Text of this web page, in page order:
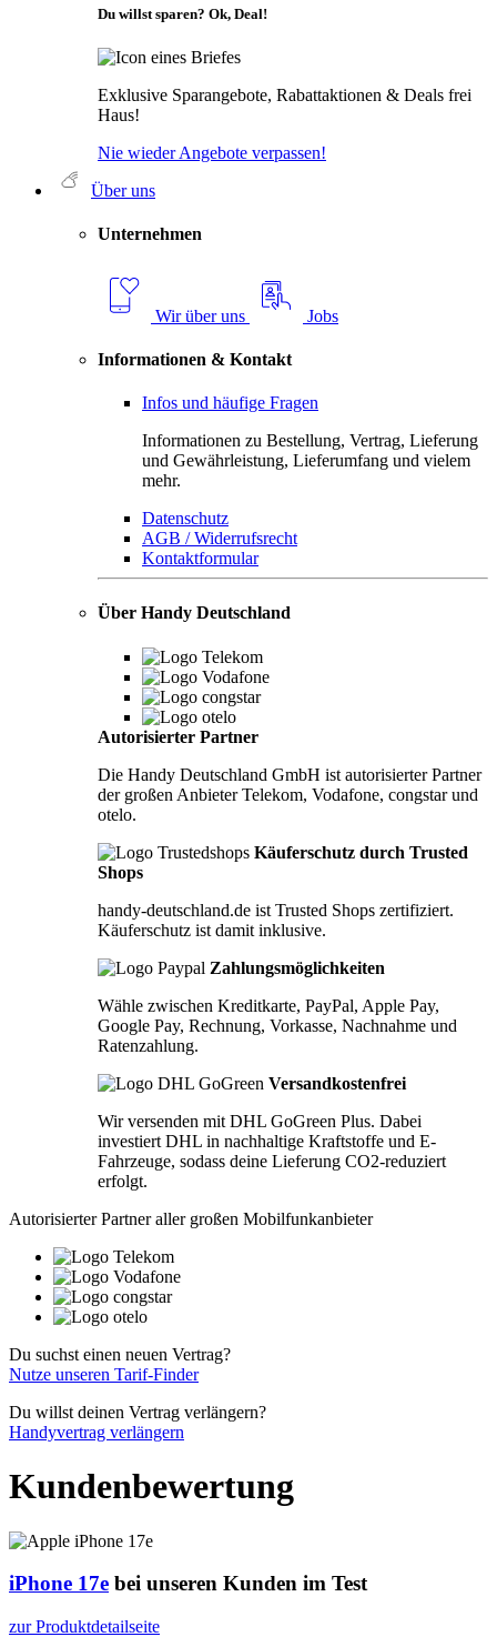
Du willst sparen? Ok, Deal!
Exklusive Sparangebote, Rabattaktionen & Deals frei
Haus!
Nie wieder Angebote verpassen!
Über uns
Unternehmen
Wir über uns Jobs
Informationen & Kontakt
Infos und häufige Fragen
Informationen zu Bestellung, Vertrag, Lieferung
und Gewährleistung, Lieferumfang und vielem
mehr.
Datenschutz
AGB / Widerrufsrecht
Kontaktformular
Über Handy Deutschland
Autorisierter Partner
Die Handy Deutschland GmbH ist autorisierter Partner
der großen Anbieter Telekom, Vodafone, congstar und
otelo.
Käuferschutz durch Trusted
Shops
handy-deutschland.de ist Trusted Shops zertifiziert.
Käuferschutz ist damit inklusive.
Zahlungsmöglichkeiten
Wähle zwischen Kreditkarte, PayPal, Apple Pay,
Google Pay, Rechnung, Vorkasse, Nachnahme und
Ratenzahlung.
Versandkostenfrei
Wir versenden mit DHL GoGreen Plus. Dabei
investiert DHL in nachhaltige Kraftstoffe und E-
Fahrzeuge, sodass deine Lieferung CO2-reduziert
erfolgt.
Autorisierter Partner aller großen Mobilfunkanbieter
Du suchst einen neuen Vertrag?
Nutze unseren Tarif-Finder
Du willst deinen Vertrag verlängern?
Handyvertrag verlängern
Kundenbewertung
iPhone 17e bei unseren Kunden im Test
zur Produktdetailseite